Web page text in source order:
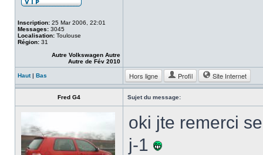
Inscription: 25 Mar 2006, 22:01
Messages: 3045
Localisation: Toulouse
Région: 31
Autre Volkswagen Autre
Autre de Fév 2010
Haut| Bas Hors ligne Profil Site Internet
Fred G4 Sujet du message:
oki jte remerci
j-1